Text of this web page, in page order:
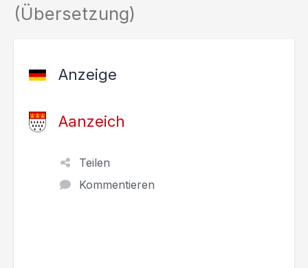
(Übersetzung)
Anzeige
Aanzeich
Teilen
Kommentieren